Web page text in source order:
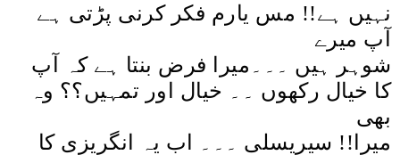
نہیں ہے!! مس یارم فکر کرنی پڑتی ہے
آپ میرے
شوہر ہیں ۔۔۔میرا فرض بنتا ہے کہ آپ
کا خیال رکھوں ۔۔ خیال اور تمہیں؟؟ وہ
بھی
میرا!! سیریسلی ۔۔۔ اب یہ انگریزی کا